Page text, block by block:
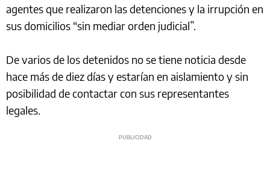
agentes que realizaron las detenciones y la irrupción en
sus domicilios “sin mediar orden judicial”.
De varios de los detenidos no se tiene noticia desde
hace más de diez días y estarían en aislamiento y sin
posibilidad de contactar con sus representantes
legales.